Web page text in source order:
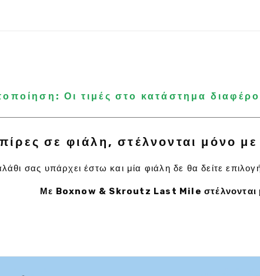
Οι τιμές στο κατάστημα
σε φιάλη, στέλνονται μόνο με
σας υπάρχει έστω και μία φιάλη δε θα δείτε
Με Boxnow & Skroutz Last Mile στέλνονται